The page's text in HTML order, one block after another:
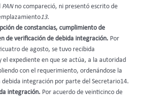
PAN no compareció, ni presentó escrito de
13.
de constancias, cumplimiento de
de verificación de debida integración. Por
de agosto, se tuvo recibida
el expediente en que se actúa, a la autoridad
con el requerimiento, ordenándose la
debida integración por parte del Secretario14.
integración. Por acuerdo de veinticinco de